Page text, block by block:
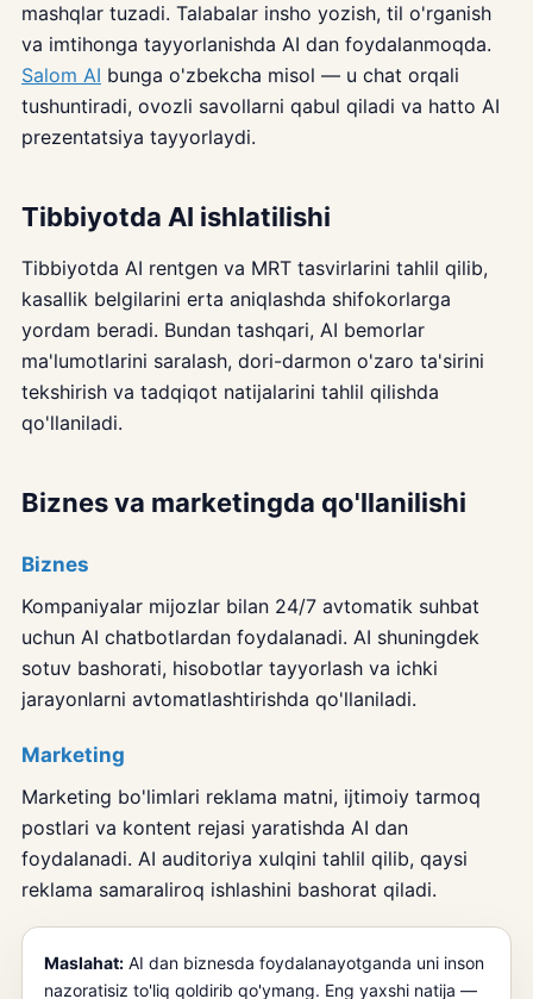
mashqlar tuzadi. Talabalar insho yozish, til o'rganish
va imtihonga tayyorlanishda AI dan foydalanmoqda.
Salom AI bunga o'zbekcha misol — u chat orqali
tushuntiradi, ovozli savollarni qabul qiladi va hatto AI
prezentatsiya tayyorlaydi.
Tibbiyotda AI ishlatilishi
Tibbiyotda AI rentgen va MRT tasvirlarini tahlil qilib,
kasallik belgilarini erta aniqlashda shifokorlarga
yordam beradi. Bundan tashqari, AI bemorlar
ma'lumotlarini saralash, dori-darmon o'zaro ta'sirini
tekshirish va tadqiqot natijalarini tahlil qilishda
qo'llaniladi.
Biznes va marketingda qo'llanilishi
Biznes
Kompaniyalar mijozlar bilan 24/7 avtomatik suhbat
uchun AI chatbotlardan foydalanadi. AI shuningdek
sotuv bashorati, hisobotlar tayyorlash va ichki
jarayonlarni avtomatlashtirishda qo'llaniladi.
Marketing
Marketing bo'limlari reklama matni, ijtimoiy tarmoq
postlari va kontent rejasi yaratishda AI dan
foydalanadi. AI auditoriya xulqini tahlil qilib, qaysi
reklama samaraliroq ishlashini bashorat qiladi.
Maslahat: AI dan biznesda foydalanayotganda uni inson
nazoratisiz to'liq qoldirib qo'ymang. Eng yaxshi natija —